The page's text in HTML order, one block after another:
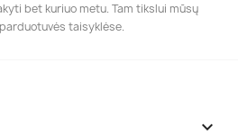
bet kuriuo metu. Tam tikslui mūsų
taisyklėse.
